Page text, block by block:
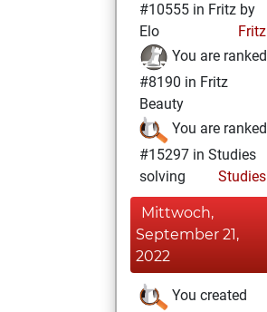
#10555 in Fritz by
Elo
Fritz
You are ranked
#8190 in Fritz
Beauty
You are ranked
#15297 in Studies
solving
Studies
Mittwoch,
September 21,
2022
You created